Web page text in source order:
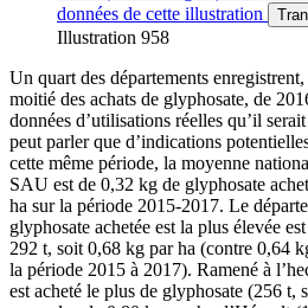
données de cette illustration
Illustration 958
Un quart des départements
moitié des achats de glyphosate, de
données d’utilisations réelles qu’il
peut parler que d’indications
cette même période, la moyenne
SAU est de 0,32 kg de glyphosate
ha sur la période 2015-2017. Le
glyphosate achetée est la plus élevée
292 t, soit 0,68 kg par ha (contre 0,64
la période 2015 à 2017). Ramené à
est acheté le plus de glyphosate (256 t,